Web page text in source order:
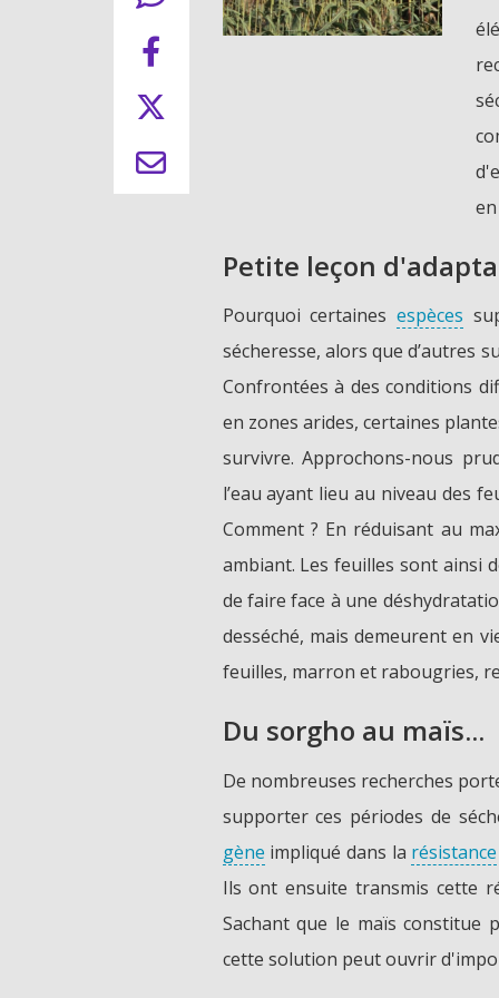
Petite leçon
Pourquoi certaines espèces
sécheresse, alors que d’autres
Confrontées à des conditions
en zones arides, certaines
survivre. Approchons-nous
l’eau ayant lieu au niveau des
Comment ? En réduisant au
ambiant. Les feuilles sont ainsi
de faire face à une
desséché, mais demeurent en
feuilles, marron et rabougries,
Du sorgho au maïs...
De nombreuses recherches
supporter ces périodes de
gène impliqué dans la résistance
Ils ont ensuite transmis cette
Sachant que le maïs constitue
cette solution peut ouvrir